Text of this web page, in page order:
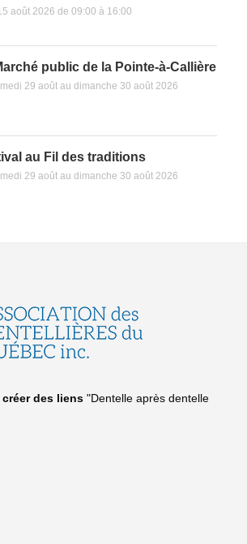
août 2026 de 09:00 à 16:00
public de la Pointe-à-Callière
29 août au dimanche 30 août 2026
au Fil des traditions
29 août au dimanche 30 août 2026
des liens "Dentelle après dentelle